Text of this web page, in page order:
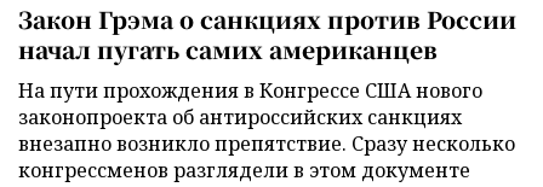
Закон Грэма о санкциях против России
начал пугать самих американцев
На пути прохождения в Конгрессе США нового
законопроекта об антироссийских санкциях
внезапно возникло препятствие. Сразу несколько
конгрессменов разглядели в этом документе